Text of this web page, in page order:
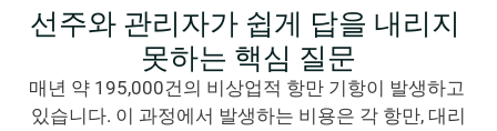
선주와 관리자가 쉽게 답을 내리지
못하는 핵심 질문
매년 약 195,000건의 비상업적 항만 기항이 발생하고
있습니다. 이 과정에서 발생하는 비용은 각 항만, 대리